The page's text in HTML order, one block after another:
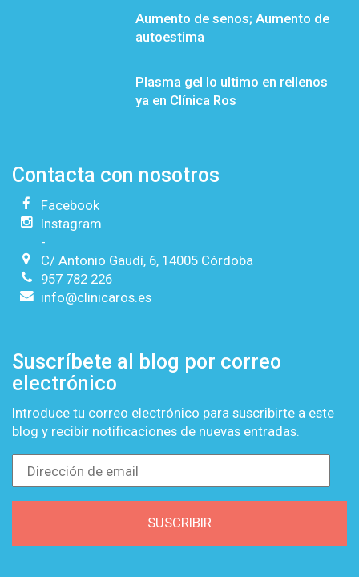
Aumento de senos; Aumento de
autoestima
Plasma gel lo ultimo en rellenos
ya en Clínica Ros
Contacta con nosotros
Facebook
Instagram
-
C/ Antonio Gaudí, 6, 14005 Córdoba
957 782 226
info@clinicaros.es
Suscríbete al blog por correo
electrónico
Introduce tu correo electrónico para suscribirte a este
blog y recibir notificaciones de nuevas entradas.
Dirección
email
SUSCRIBIR